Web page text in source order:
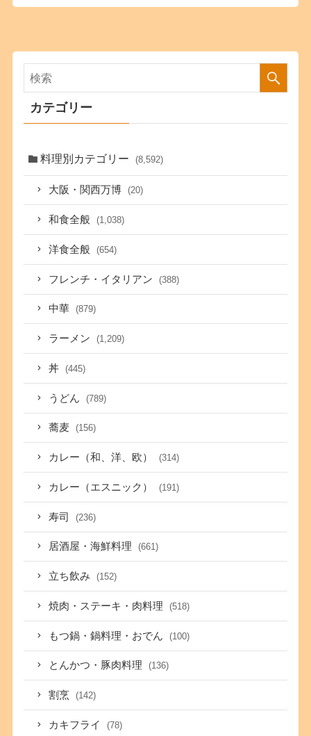
カテゴリー
料理別カテゴリー (8,592)
大阪・関西万博 (20)
和食全般 (1,038)
洋食全般 (654)
フレンチ・イタリアン (388)
中華 (879)
ラーメン (1,209)
丼 (445)
うどん (789)
蕎麦 (156)
カレー（和、洋、欧） (314)
カレー（エスニック） (191)
寿司 (236)
居酒屋・海鮮料理 (661)
立ち飲み (152)
焼肉・ステーキ・肉料理 (518)
もつ鍋・鍋料理・おでん (100)
とんかつ・豚肉料理 (136)
割烹 (142)
カキフライ (78)